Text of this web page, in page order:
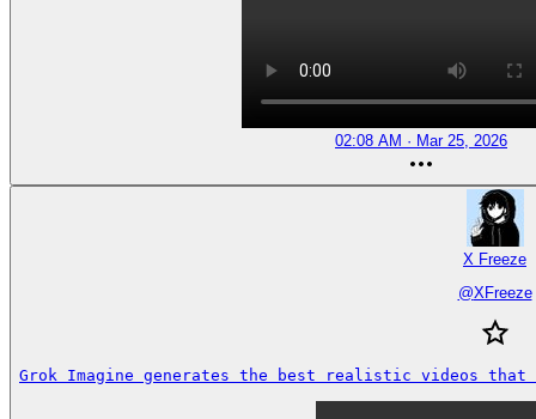
02:08 AM · Mar 25, 2026
X Freeze
@XFreeze
Grok Imagine generates the best realistic videos